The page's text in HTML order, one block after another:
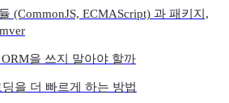
(CommonJS, ECMAScript) 과 패키지,
을 쓰지 말아야 할까
을 더 빠르게 하는 방법